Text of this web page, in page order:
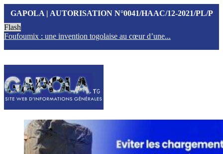
GAPOLA | AUTORISATION N°0041/HAAC/12-2021/PL/P
Flash
Foufoumix : une invention togolaise au cœur d’une...